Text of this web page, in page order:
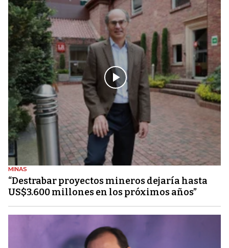
MINAS
“Destrabar proyectos mineros dejaría hasta
US$3.600 millones en los próximos años”